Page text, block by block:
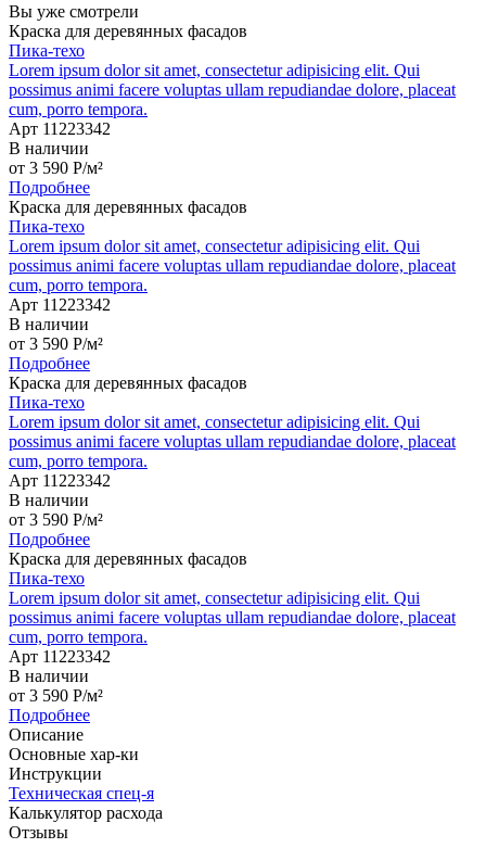
Вы уже смотрели
Краска для деревянных фасадов
Пика-техо
Lorem ipsum dolor sit amet, consectetur adipisicing elit. Qui
possimus animi facere voluptas ullam repudiandae dolore, placeat
cum, porro tempora.
Арт 11223342
В наличии
от 3 590 P/м²
Подробнее
Краска для деревянных фасадов
Пика-техо
Lorem ipsum dolor sit amet, consectetur adipisicing elit. Qui
possimus animi facere voluptas ullam repudiandae dolore, placeat
cum, porro tempora.
Арт 11223342
В наличии
от 3 590 P/м²
Подробнее
Краска для деревянных фасадов
Пика-техо
Lorem ipsum dolor sit amet, consectetur adipisicing elit. Qui
possimus animi facere voluptas ullam repudiandae dolore, placeat
cum, porro tempora.
Арт 11223342
В наличии
от 3 590 P/м²
Подробнее
Краска для деревянных фасадов
Пика-техо
Lorem ipsum dolor sit amet, consectetur adipisicing elit. Qui
possimus animi facere voluptas ullam repudiandae dolore, placeat
cum, porro tempora.
Арт 11223342
В наличии
от 3 590 P/м²
Подробнее
Описание
Основные хар-ки
Инструкции
Техническая спец-я
Калькулятор расхода
Отзывы